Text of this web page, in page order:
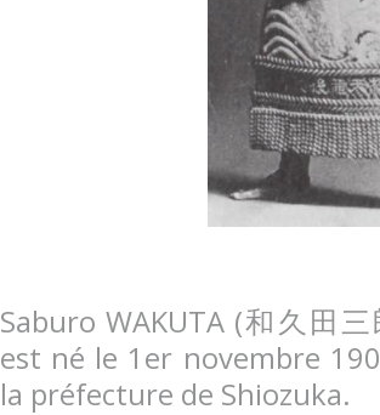
Saburo WAKUTA (和久田三
est né le 1er novembre
la préfecture de Shiozuka.